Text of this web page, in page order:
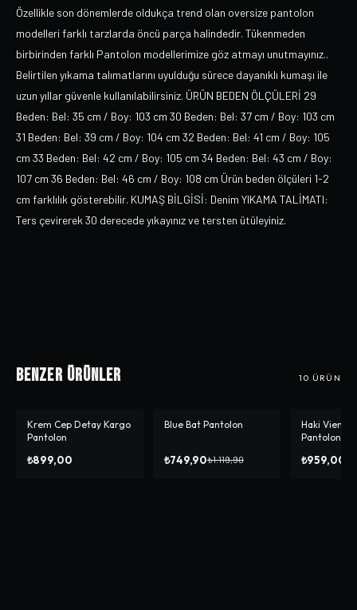
Özellikle son dönemlerde oldukça trend olan oversize pantolon
modelleri farklı tarzlarda öncü parça halindedir. Tükenmeden
birbirinden farklı Pantolon modellerimize göz atmayı unutmayınız..
Belirtilen yıkama talımatlarını uyulduğu sürece dayanıklı kumaşı ile
uzun yıllar güvenle kullanılabilirsiniz. ÜRÜN BEDEN ÖLÇÜLERİ 29
Beden: Bel: 35 cm / Boy: 103 cm 30 Beden: Bel: 37 cm / Boy: 103 cm
31 Beden: Bel: 39 cm / Boy: 104 cm 32 Beden: Bel: 41 cm / Boy: 105
cm 33 Beden: Bel: 42 cm / Boy: 105 cm 34 Beden: Bel: 43 cm / Boy:
107 cm 36 Beden: Bel: 46 cm / Boy: 108 cm Ürün beden ölçüleri 1-2
cm farklılık gösterebilir. KUMAŞ BİLGİSİ: Denim YIKAMA TALİMATI:
Ters çevirerek 30 derecede yıkayınız ve tersten ütüleyiniz.
Benzer Ürünler 10 ÜRÜN
Krem Cep Detay Kargo
Pantolon
₺899,00
-%33
Blue Bat Pantolon
₺749,90₺1.119,90
Haki Vien
Pantolon
₺959,00